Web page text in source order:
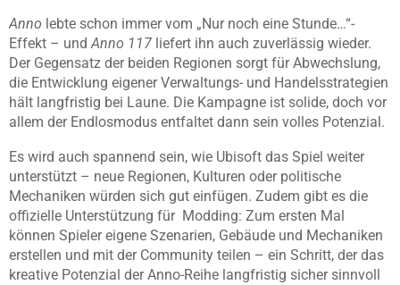
Anno lebte schon immer vom „Nur noch eine Stunde…“-
Effekt – undAnno 117 liefert ihn auch zuverlässig wieder.
Der Gegensatz der beiden Regionen sorgt für Abwechslung,
die Entwicklung eigener Verwaltungs- und Handelsstrategien
hält langfristig bei Laune. Die Kampagne ist solide, doch vor
allem der Endlosmodus entfaltet dann sein volles Potenzial.
Es wird auch spannend sein, wie Ubisoft das Spiel weiter
unterstützt – neue Regionen, Kulturen oder politische
Mechaniken würden sich gut einfügen. Zudem gibt es die
offizielle Unterstützung für Modding: Zum ersten Mal
können Spieler eigene Szenarien, Gebäude und Mechaniken
erstellen und mit der Community teilen – ein Schritt, der das
kreative Potenzial der Anno-Reihe langfristig sicher sinnvoll